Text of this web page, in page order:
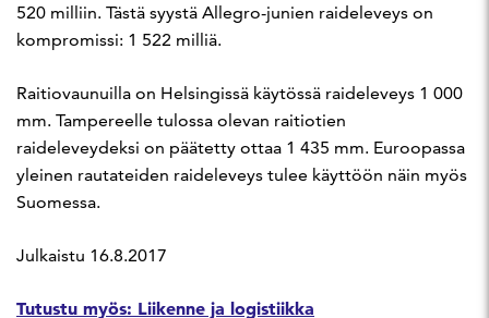
520 milliin. Tästä syystä Allegro-junien raideleveys on
kompromissi: 1 522 milliä.
Raitiovaunuilla on Helsingissä käytössä raideleveys 1 000
mm. Tampereelle tulossa olevan raitiotien
raideleveydeksi on päätetty ottaa 1 435 mm. Euroopassa
yleinen rautateiden raideleveys tulee käyttöön näin myös
Suomessa.
Julkaistu 16.8.2017
Tutustu myös: Liikenne ja logistiikka